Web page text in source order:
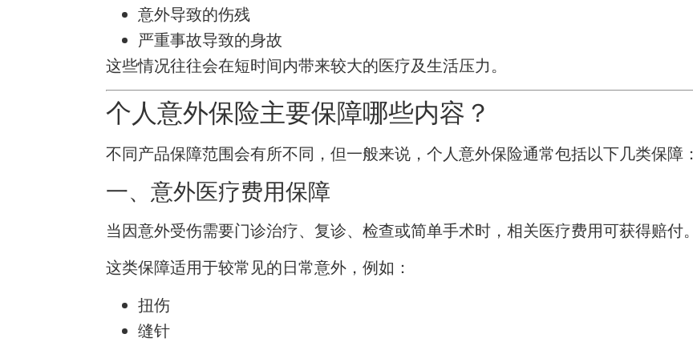
意外导致的伤残
严重事故导致的身故
这些情况往往会在短时间内带来较大的医疗及生活压力。
个人意外保险主要保障哪些内容？
不同产品保障范围会有所不同，但一般来说，个人意外保险通常包括以下几类保障：
一、意外医疗费用保障
当因意外受伤需要门诊治疗、复诊、检查或简单手术时，相关医疗费用可获得赔付。
这类保障适用于较常见的日常意外，例如：
扭伤
缝针